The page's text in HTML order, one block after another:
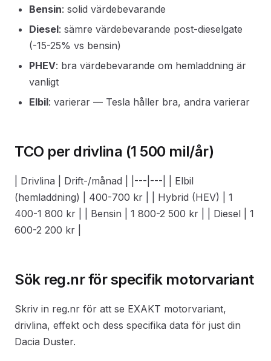
Bensin: solid värdebevarande
Diesel: sämre värdebevarande post-dieselgate
(-15-25% vs bensin)
PHEV: bra värdebevarande om hemladdning är
vanligt
Elbil: varierar — Tesla håller bra, andra varierar
TCO per drivlina (1 500 mil/år)
| Drivlina | Drift-/månad | |---|---| | Elbil
(hemladdning) | 400-700 kr | | Hybrid (HEV) | 1
400-1 800 kr | | Bensin | 1 800-2 500 kr | | Diesel | 1
600-2 200 kr |
Sök reg.nr för specifik motorvariant
Skriv in reg.nr för att se EXAKT motorvariant,
drivlina, effekt och dess specifika data för just din
Dacia Duster.